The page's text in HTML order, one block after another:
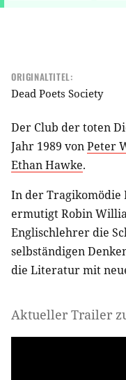
ORIGINALTITEL:
Dead Poets Society
Der Club der toten
Jahr 1989 vonPeter
Ethan Hawke.
In der Tragikomödie
ermutigt Robin
Englischlehrer die
selbständigen
die Literatur mit
Aktueller Trailer